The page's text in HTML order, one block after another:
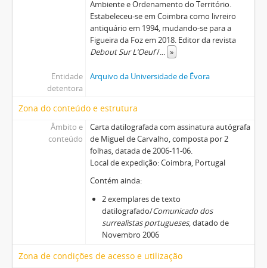
Ambiente e Ordenamento do Território.
Estabeleceu-se em Coimbra como livreiro
antiquário em 1994, mudando-se para a
Figueira da Foz em 2018. Editor da revista
Debout Sur L’Oeuf/... »
Entidade
detentora
Arquivo da Universidade de Évora
Zona do conteúdo e estrutura
Âmbito e
conteúdo
Carta datilografada com assinatura autógrafa
de Miguel de Carvalho, composta por 2
folhas, datada de 2006-11-06.
Local de expedição: Coimbra, Portugal
Contém ainda:
2 exemplares de texto
datilografado/Comunicado dos
surrealistas portugueses, datado de
Novembro 2006
Zona de condições de acesso e utilização